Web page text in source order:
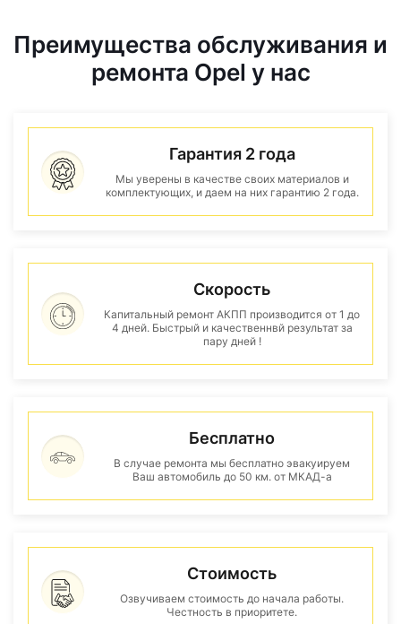
Преимущества обслуживания и
ремонта Opel у нас
Гарантия 2 года
Мы уверены в качестве своих материалов и
комплектующих, и даем на них гарантию 2 года.
Скорость
Капитальный ремонт АКПП производится от 1 до
4 дней. Быстрый и качественнвй результат за
пару дней !
Бесплатно
В случае ремонта мы бесплатно эвакуируем
Ваш автомобиль до 50 км. от МКАД-а
Стоимость
Озвучиваем стоимость до начала работы.
Честность в приоритете.